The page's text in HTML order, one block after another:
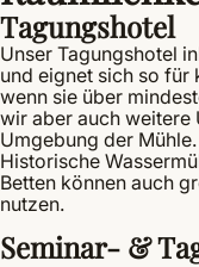
Tagungshotel
Unser Tagungshotel
und eignet sich so für
wenn sie über
wir aber auch weitere
Umgebung der
Historische
Betten können auch
nutzen.
Seminar- &